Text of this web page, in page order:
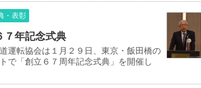
・表彰
年記念式典
転協会は１月２９日、東京・飯田橋の
で「創立６７周年記念式典」を開催し